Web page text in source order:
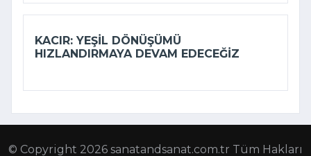
KACIR: YEŞIL DÖNÜŞÜMÜ
HIZLANDIRMAYA DEVAM EDECEĞIZ
© Copyright 2026 sanatandsanat.com.tr Tüm Hakları